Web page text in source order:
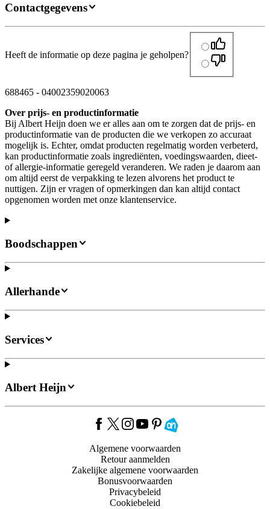
Contactgegevens
Heeft de informatie op deze pagina je geholpen?
688465 - 04002359020063
Over prijs- en productinformatie
Bij Albert Heijn doen we er alles aan om te zorgen dat de prijs- en
productinformatie van de producten die we verkopen zo accuraat
mogelijk is. Echter, omdat producten regelmatig worden verbeterd,
kan productinformatie zoals ingrediënten, voedingswaarden, dieet-
of allergie-informatie geregeld veranderen. We raden je daarom aan
om altijd eerst de verpakking te lezen alvorens het product te
nuttigen. Zijn er vragen of opmerkingen dan kan altijd contact
opgenomen worden met onze klantenservice.
Boodschappen
Allerhande
Services
Albert Heijn
Algemene voorwaarden
Retour aanmelden
Zakelijke algemene voorwaarden
Bonusvoorwaarden
Privacybeleid
Cookiebeleid